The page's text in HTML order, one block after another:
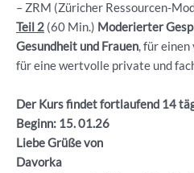
– ZRM (Züricher Ressourcen-
Teil 2 (60 Min.) Moderierter
Gesundheit und Frauen, für
für eine wertvolle private und
Der Kurs findet fortlaufend 14
Beginn: 15. 01.26
Liebe Grüße von
Davorka